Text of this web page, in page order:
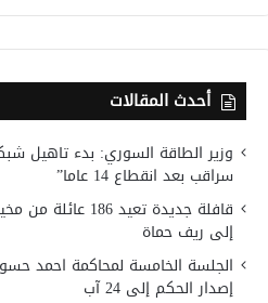
أحدث المقالات
وزير الطاقة السوري: بدء تاهيل
سراقب بعد انقطاع 14 عاما”
قافلة جديدة تعيد 186
إلى ريف حماة
الجلسة الخامسة لمحاكمة احمد
إصدار الحكم إلى 24 آب